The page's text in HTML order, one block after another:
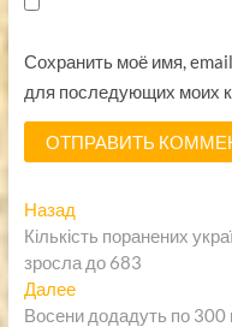
Сохранить моё имя,
для последующих моих
Навигация
по
записям
НазадПредыдущая
запись:
Кількість поранених
зросла до 683
ДалееСледующая
запись:
Восени додадуть по 300